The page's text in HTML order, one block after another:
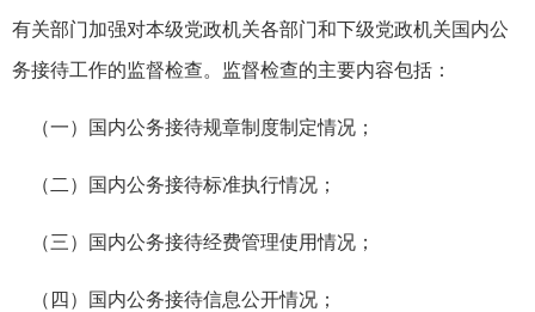
有关部门加强对本级党政机关各部门和下级党政机关国内公
务接待工作的监督检查。监督检查的主要内容包括：
（一）国内公务接待规章制度制定情况；
（二）国内公务接待标准执行情况；
（三）国内公务接待经费管理使用情况；
（四）国内公务接待信息公开情况；